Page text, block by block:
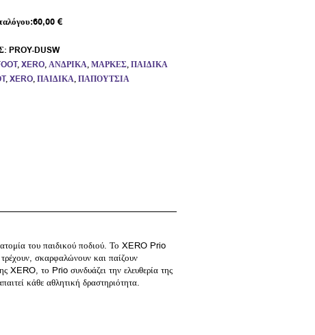
60,00€
PROY-DUSW
,XERO,ΑΝΔΡΙΚΆ,ΜΆΡΚΕΣ,ΠΑΙΔΙΚΆ
,XERO,ΠΑΙΔΙΚΆ,ΠΑΠΟΎΤΣΙΑ
του παιδικού ποδιού. Το XERO Prio
σκαρφαλώνουν και παίζουν
το Prio συνδυάζει την ελευθερία της
κάθε αθλητική δραστηριότητα.